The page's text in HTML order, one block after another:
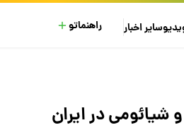
سایراخبار راهنماتو
شیائومی در ایران